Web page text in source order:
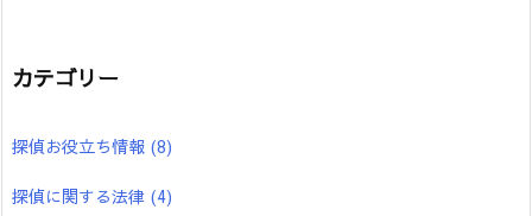
カテゴリー
探偵お役立ち情報 (8)
探偵に関する法律 (4)